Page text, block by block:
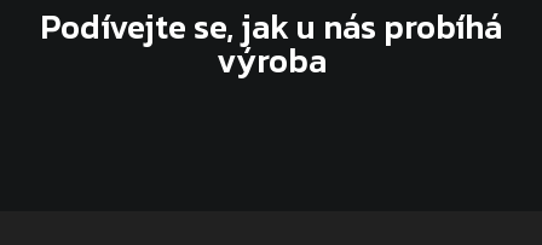
Podívejte se, jak u nás probíhá
výroba